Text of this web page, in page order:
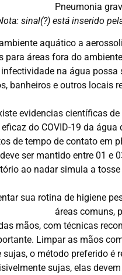
Pneumonia
sinal(?) está inserido
aquático a
áreas fora do
na água
banheiros e outros locais
evidencias científicas
do COVID-19 da
de tempo de contato em
ser mantido entre 01 e
ao nadar simula a
sua rotina de higiene
áreas comuns,
mãos, com técnicas
Limpar as mãos
o método preferido
sujas, elas